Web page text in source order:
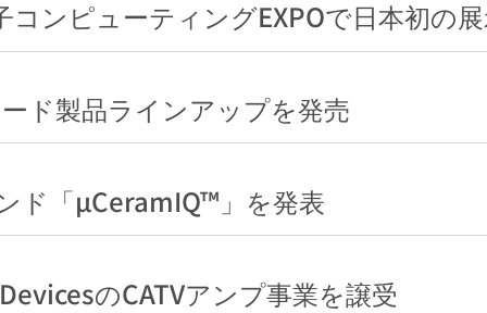
ンピューティングEXPOで日本初の
ド製品ラインアップを発売
ド「µCeramIQ™」を発表
のCATVアンプ事業を譲受